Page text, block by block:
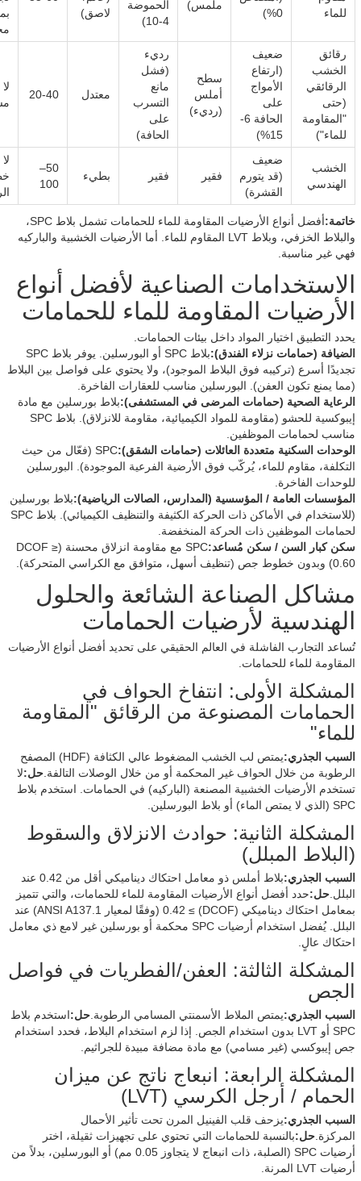
للماء
0%)
ملمس)
الحموضة
4-10)
لاصق)
رقائق
الخشب
الرقائقي
(حتى
"المقاومة
للماء")
ضعيف
(ارتفاع
الأمواج
على
الحافة 6-
15%)
سطح
أملس
(رديء)
رديء
(فشل
مانع
التسرب
على
الحافة)
معتدل 20-40
الخشب
الهندسي
ضعيف
(قد يتورم
القشرة)
فقير فقير بطيء
50–
100
خاتمة:
أفضل أنواع الأرضيات المقاومة للماء للحمامات تشمل بلاط SPC،
والبلاط الخزفي، وبلاط LVT المقاوم للماء. أما الأرضيات الخشبية والباركيه
فهي غير مناسبة.
الاستخدامات الصناعية لأفضل أنواع
الأرضيات المقاومة للماء للحمامات
يحدد التطبيق اختيار المواد داخل بيئات الحمامات.
الضيافة (حمامات نزلاء الفندق):
بلاط SPC أو البورسلين. يوفر بلاط SPC
تجديدًا أسرع (تركيبه فوق البلاط الموجود)، ولا يحتوي على فواصل بين البلاط
(مما يمنع تكون العفن). البورسلين مناسب للعقارات الفاخرة.
الرعاية الصحية (حمامات المرضى في المستشفى):بلاط بورسلين مع مادة
إيبوكسية للحشو (مقاومة للمواد الكيميائية، مقاومة للانزلاق). بلاط SPC
مناسب لحمامات الموظفين.
الوحدات السكنية متعددة العائلات (حمامات الشقق):
SPC (فعّال من حيث
التكلفة، مقاوم للماء، يُركّب فوق الأرضية الفرعية الموجودة). البورسلين
للوحدات الفاخرة.
المؤسسات العامة / المؤسسية (المدارس، الصالات الرياضية):بلاط بورسلين
(للاستخدام في الأماكن ذات الحركة الكثيفة والتنظيف الكيميائي). بلاط SPC
لحمامات الموظفين ذات الحركة المنخفضة.
سكن كبار السن / سكن مُساعد:
SPC مع مقاومة انزلاق محسنة (DCOF ≥
0.60) وبدون خطوط جص (تنظيف أسهل، متوافق مع الكراسي المتحركة).
مشاكل الصناعة الشائعة والحلول
الهندسية لأرضيات الحمامات
تُساعد التجارب الفاشلة في العالم الحقيقي على تحديد أفضل أنواع الأرضيات
المقاومة للماء للحمامات.
المشكلة الأولى: انتفاخ الحواف في
الحمامات المصنوعة من الرقائق "المقاومة
للماء"
السبب الجذري:
يمتص لب الخشب المضغوط عالي الكثافة (HDF) المصفح
الرطوبة من خلال الحواف غير المحكمة أو من خلال الوصلات التالفة. حل:لا
تستخدم الأرضيات الخشبية المصنعة (الباركيه) في الحمامات. استخدم بلاط
SPC (الذي لا يمتص الماء) أو بلاط البورسلين.
المشكلة الثانية: حوادث الانزلاق والسقوط
(البلاط المبلل)
السبب الجذري:
بلاط أملس ذو معامل احتكاك ديناميكي أقل من 0.42 عند
البلل. حل:حدد أفضل أنواع الأرضيات المقاومة للماء للحمامات، والتي تتميز
بمعامل احتكاك ديناميكي (DCOF) ≥ 0.42 (وفقًا لمعيار ANSI A137.1) عند
البلل. يُفضل استخدام أرضيات SPC محكمة أو بورسلين غير لامع ذي معامل
احتكاك عالٍ.
المشكلة الثالثة: العفن/الفطريات في فواصل
الجص
السبب الجذري:يمتص الملاط الأسمنتي المسامي الرطوبة. حل:استخدم بلاط
SPC أو LVT بدون استخدام الجص. إذا لزم استخدام البلاط، فحدد استخدام
جص إيبوكسي (غير مسامي) مع مادة مضافة مبيدة للجراثيم.
المشكلة الرابعة: انبعاج ناتج عن ميزان
الحمام / أرجل الكرسي (LVT)
السبب الجذري:يزحف قلب الفينيل المرن تحت تأثير الأحمال
المركزة. حل:بالنسبة للحمامات التي تحتوي على تجهيزات ثقيلة، اختر
أرضيات SPC (الصلبة، ذات انبعاج لا يتجاوز 0.05 مم) أو البورسلين، بدلاً من
أرضيات LVT المرنة.